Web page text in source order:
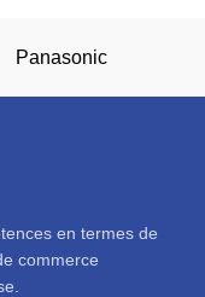
Panasonic
en termes de
commerce